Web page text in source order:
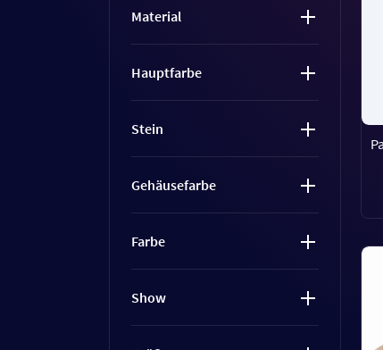
Material
Hauptfarbe
Stein
Gehäusefarbe
Farbe
Show